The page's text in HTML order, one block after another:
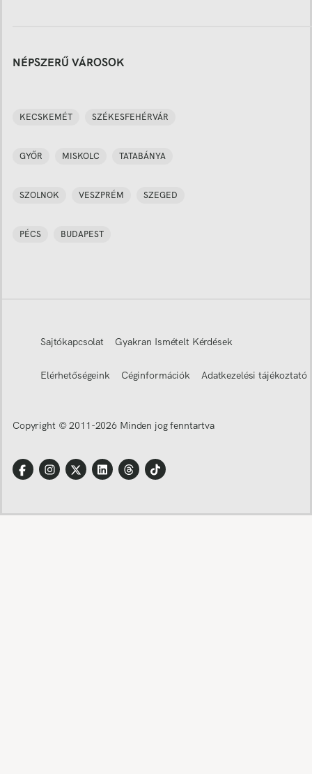
NÉPSZERŰ VÁROSOK
KECSKEMÉT SZÉKESFEHÉRVÁR
GYŐR MISKOLC TATABÁNYA
SZOLNOK VESZPRÉM SZEGED
PÉCS BUDAPEST
Sajtókapcsolat Gyakran Ismételt Kérdések
Elérhetőségeink Céginformációk Adatkezelési tájékoztató
Copyright © 2011-2026 Minden jog fenntartva